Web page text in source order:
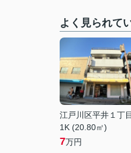
よく見られて
江戸川区平井１丁目
1K (20.80㎡)
7万円